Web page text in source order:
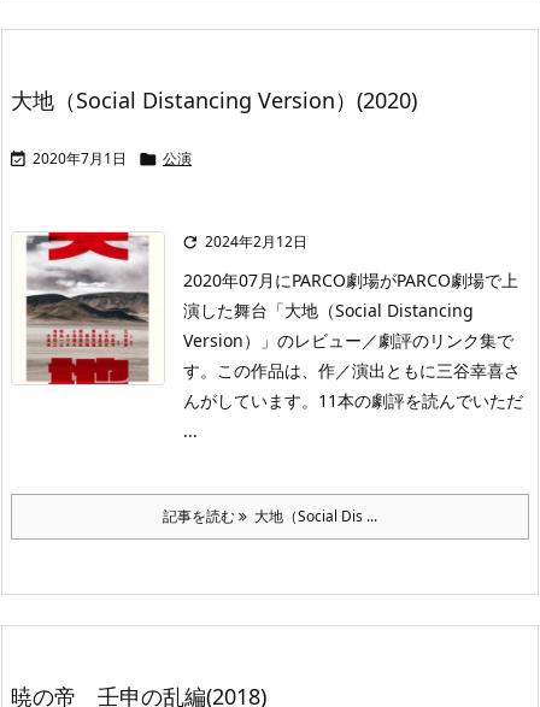
大地（Social Distancing Version）(2020)
 2020年7月1日  公演
 2024年2月12日
2020年07月にPARCO劇場がPARCO劇場で上
演した舞台「大地（Social Distancing
Version）」のレビュー／劇評のリンク集で
す。この作品は、作／演出ともに三谷幸喜さ
んがしています。11本の劇評を読んでいただ
...
記事を読む 大地（Social Dis ...
暁の帝 壬申の乱編(2018)